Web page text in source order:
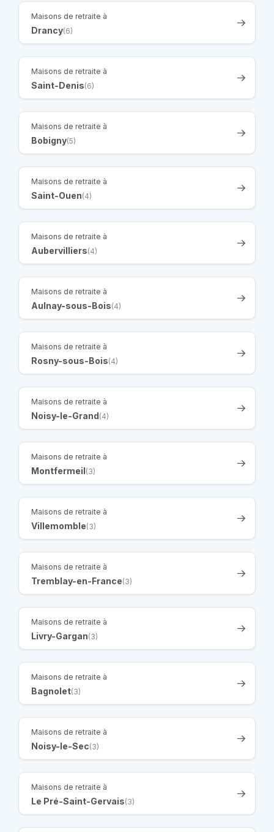
Maisons de retraite à
Drancy(6)
Maisons de retraite à
Saint-Denis(6)
Maisons de retraite à
Bobigny(5)
Maisons de retraite à
Saint-Ouen(4)
Maisons de retraite à
Aubervilliers(4)
Maisons de retraite à
Aulnay-sous-Bois(4)
Maisons de retraite à
Rosny-sous-Bois(4)
Maisons de retraite à
Noisy-le-Grand(4)
Maisons de retraite à
Montfermeil(3)
Maisons de retraite à
Villemomble(3)
Maisons de retraite à
Tremblay-en-France(3)
Maisons de retraite à
Livry-Gargan(3)
Maisons de retraite à
Bagnolet(3)
Maisons de retraite à
Noisy-le-Sec(3)
Maisons de retraite à
Le Pré-Saint-Gervais(3)